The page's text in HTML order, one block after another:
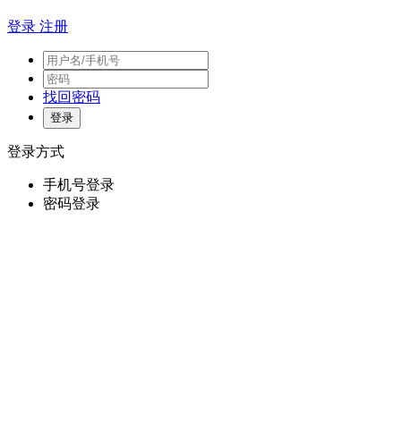
登录 注册
找回密码
登录方式
手机号登录
密码登录